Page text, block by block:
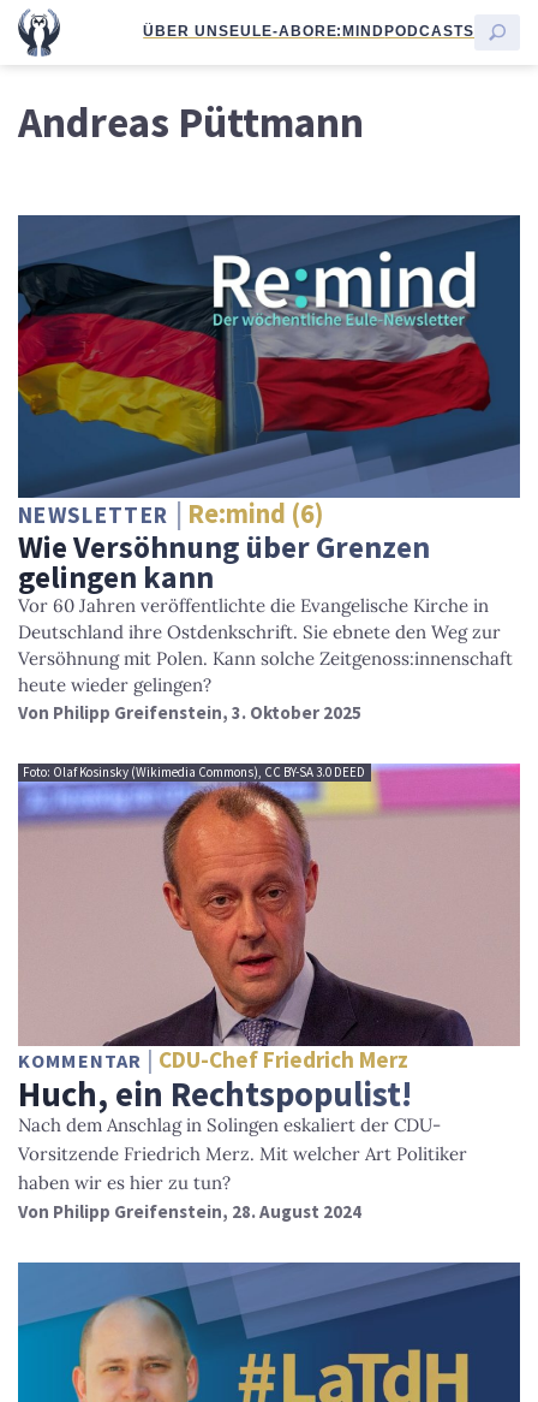
ÜBER UNSEULE-ABORE:MINDPODCASTS
Andreas Püttmann
NEWSLETTER Re:mind (6)
Wie Versöhnung über Grenzen
gelingen kann
Vor 60 Jahren veröffentlichte die Evangelische Kirche in
Deutschland ihre Ostdenkschrift. Sie ebnete den Weg zur
Versöhnung mit Polen. Kann solche Zeitgenoss:innenschaft
heute wieder gelingen?
Von Philipp Greifenstein, 3. Oktober 2025
Foto: Olaf Kosinsky (Wikimedia Commons), CC BY-SA 3.0 DEED
KOMMENTAR CDU-Chef Friedrich Merz
Huch, ein Rechtspopulist!
Nach dem Anschlag in Solingen eskaliert der CDU-
Vorsitzende Friedrich Merz. Mit welcher Art Politiker
haben wir es hier zu tun?
Von Philipp Greifenstein, 28. August 2024